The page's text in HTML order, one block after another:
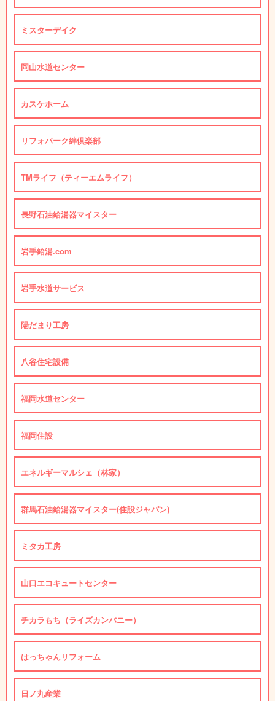
ミスターデイク
岡山水道センター
カスケホーム
リフォパーク絆倶楽部
TMライフ（ティーエムライフ）
長野石油給湯器マイスター
岩手給湯.com
岩手水道サービス
陽だまり工房
八谷住宅設備
福岡水道センター
福岡住設
エネルギーマルシェ（林家）
群馬石油給湯器マイスター(住設ジャパン)
ミタカ工房
山口エコキュートセンター
チカラもち（ライズカンパニー）
はっちゃんリフォーム
日ノ丸産業